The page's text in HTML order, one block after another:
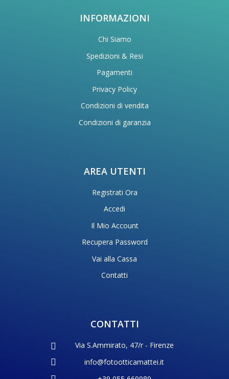
INFORMAZIONI
Chi Siamo
Spedizioni & Resi
Pagamenti
Privacy Policy
Condizioni di vendita
Condizioni di garanzia
AREA UTENTI
Registrati Ora
Accedi
Il Mio Account
Recupera Password
Vai alla Cassa
Contatti
CONTATTI
Via S.Ammirato, 47/r - Firenze
info@fotootticamattei.it